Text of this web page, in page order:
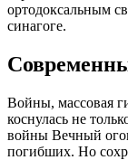
ортодоксальным
синагоге.
Войны, массовая
коснулась не
войны Вечный
погибших. Но